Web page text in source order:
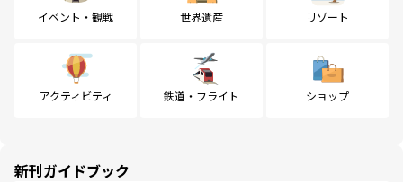
イベント・観戦 世界遺産 リゾート
アクティビティ 鉄道・フライト ショップ
新刊ガイドブック